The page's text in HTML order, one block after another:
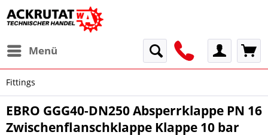
Menü
Fittings
EBRO GGG40-DN250 Absperrklappe PN 16
Zwischenflanschklappe Klappe 10 bar